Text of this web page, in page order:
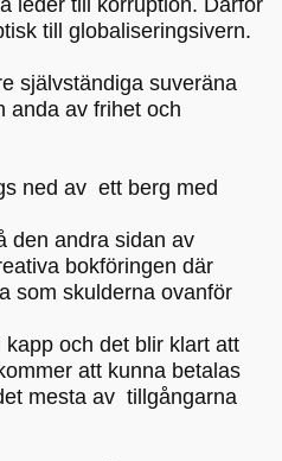
till globaliseringsivern.
självständiga suveräna
anda av frihet och
ned av ett berg med
den andra sidan av
bokföringen där
som skulderna ovanför
och det blir klart att
att kunna betalas
mesta av tillgångarna